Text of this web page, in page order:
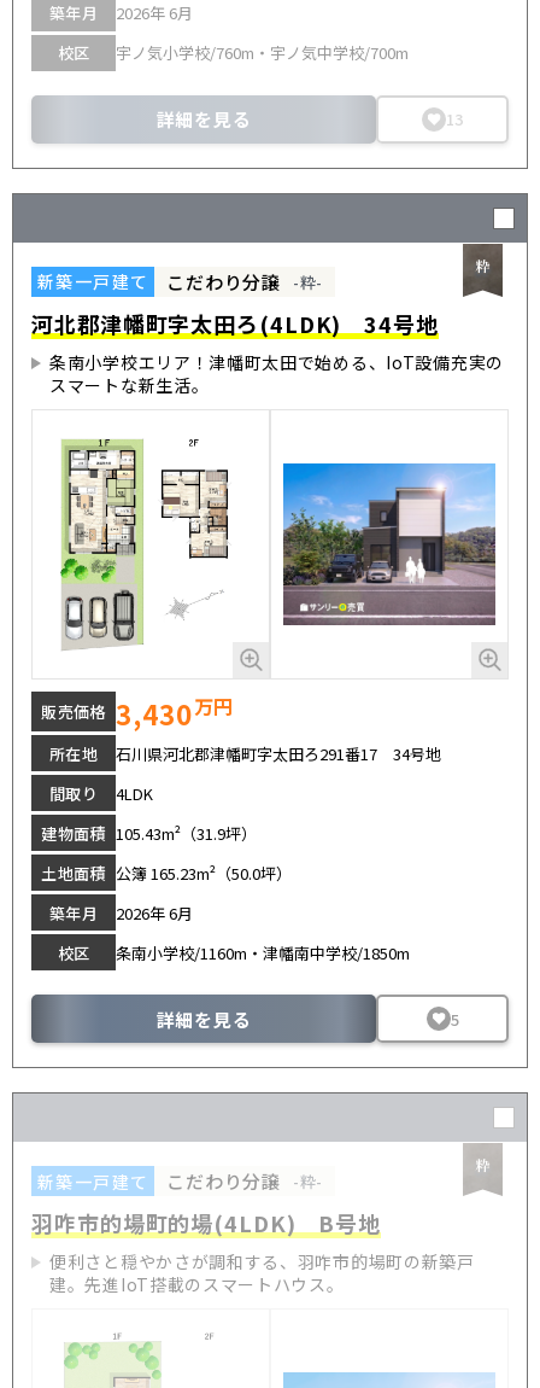
築年月
2026年 6月
校区
宇ノ気小学校/760m・宇ノ気中学校/700m
詳細を見る 13
新築一戸建て こだわり分譲 -粋-
河北郡津幡町字太田ろ(4LDK) 34号地
条南小学校エリア！津幡町太田で始める、IoT設備充実の
スマートな新生活。
販売価格 3,430万円
所在地
石川県河北郡津幡町字太田ろ291番17 34号地
間取り
4LDK
建物面積 105.43m²（31.9坪）
土地面積 公簿 165.23m²（50.0坪）
築年月
2026年 6月
校区
条南小学校/1160m・津幡南中学校/1850m
詳細を見る 5
新築一戸建て こだわり分譲 -粋-
羽咋市的場町的場(4LDK) B号地
便利さと穏やかさが調和する、羽咋市的場町の新築戸
建。先進IoT搭載のスマートハウス。